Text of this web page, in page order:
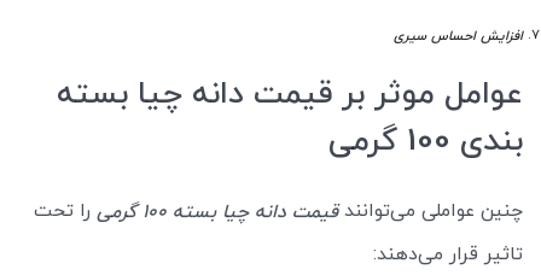
افزایش احساس سیری
عوامل موثر بر قیمت دانه چیا بسته
بندی 100 گرمی
چنین عواملی می‌توانندقیمت دانه چیا بسته 100 گرمی
را تحت
تاثیر قرار می‌دهند: